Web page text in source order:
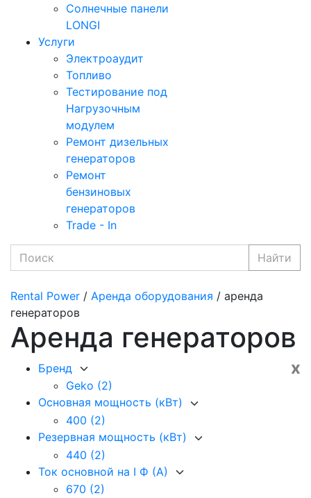
Солнечные панели
LONGI
Услуги
Электроаудит
Топливо
Тестирование под
Нагрузочным
модулем
Ремонт дизельных
генераторов
Ремонт
бензиновых
генераторов
Trade - In
Найти
Rental Power / Аренда оборудования / аренда
генераторов
Аренда генераторов
x
Бренд
Geko (2)
Основная мощность (кВт)
400 (2)
Резервная мощность (кВт)
440 (2)
Ток основной на I Ф (А)
670 (2)